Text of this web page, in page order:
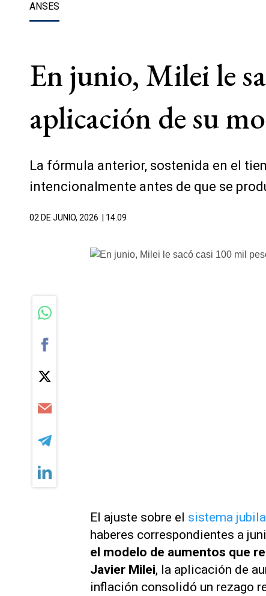
ANSES
En junio, Milei le
aplicación de su
La fórmula anterior, sostenida en el
intencionalmente antes de que se
02 DE JUNIO, 2026 | 14.09
El ajuste sobre el sistema
haberes correspondientes a
el modelo de aumentos que
Javier Milei, la aplicación de
inflación consolidó un rezago